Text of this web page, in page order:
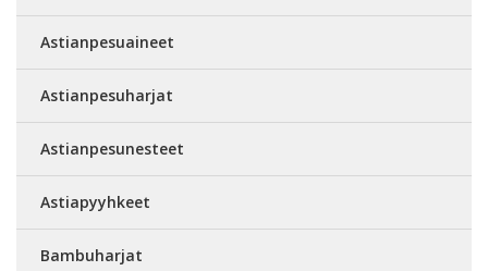
Astianpesuaineet
Astianpesuharjat
Astianpesunesteet
Astiapyyhkeet
Bambuharjat